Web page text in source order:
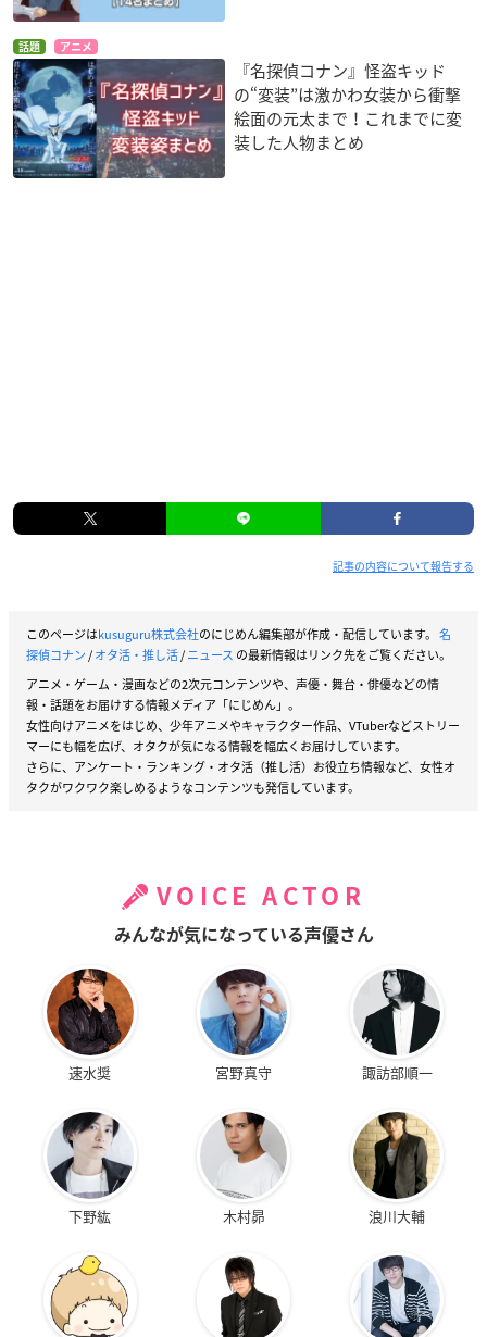
話題 アニメ
『名探偵コナン』怪盗キッド
の“変装”は激かわ女装から衝撃
絵面の元太まで！これまでに変
装した人物まとめ
記事の内容について報告する
このページはkusuguru株式会社のにじめん編集部が作成・配信しています。 名
探偵コナン/オタ活・推し活/ニュース の最新情報はリンク先をご覧ください。
アニメ・ゲーム・漫画などの2次元コンテンツや、声優・舞台・俳優などの情
報・話題をお届けする情報メディア「にじめん」。
女性向けアニメをはじめ、少年アニメやキャラクター作品、VTuberなどストリー
マーにも幅を広げ、オタクが気になる情報を幅広くお届けしています。
さらに、アンケート・ランキング・オタ活（推し活）お役立ち情報など、女性オ
タクがワクワク楽しめるようなコンテンツも発信しています。
VOICE ACTOR
みんなが気になっている声優さん
速水奨 宮野真守 諏訪部順一
下野紘 木村昴 浪川大輔